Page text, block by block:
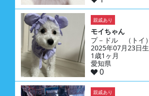
親戚あり
モイちゃん
プ－ドル （トイ）
2025年07月23日生
1歳1ヶ月
愛知県
0
親戚あり